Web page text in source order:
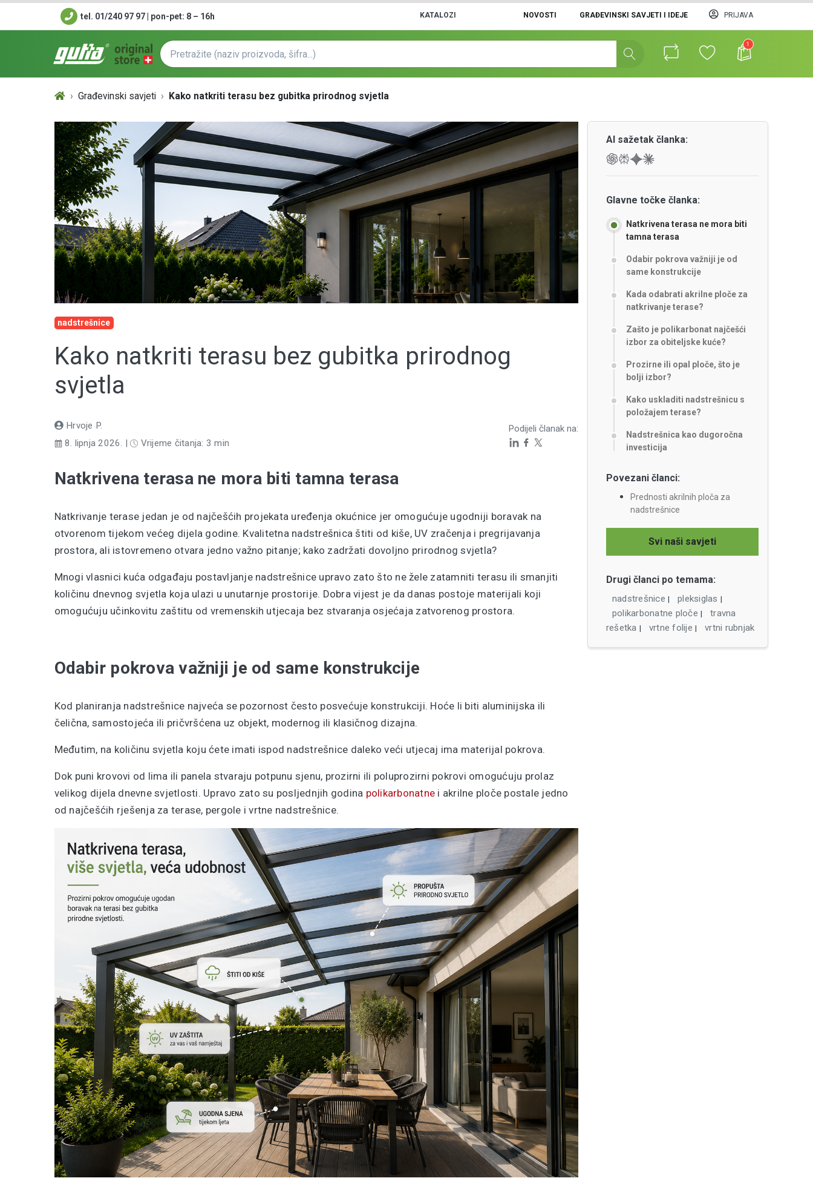
tel. 01/240 97 97 | pon-pet: 8 – 16h KATALOZI NOVOSTI GRAĐEVINSKI SAVJETI I IDEJE PRIJAVA
1
Građevinski savjeti Kako natkriti terasu bez gubitka prirodnog svjetla
nadstrešnice
Kako natkriti terasu bez gubitka prirodnog
svjetla
Podijeli članak na:
Hrvoje P.
8. lipnja 2026. |
Vrijeme čitanja: 3 min
Natkrivena terasa ne mora biti tamna terasa
Natkrivanje terase jedan je od najčešćih projekata uređenja okućnice jer omogućuje ugodniji boravak na
otvorenom tijekom većeg dijela godine. Kvalitetna nadstrešnica štiti od kiše, UV zračenja i pregrijavanja
prostora, ali istovremeno otvara jedno važno pitanje; kako zadržati dovoljno prirodnog svjetla?
Mnogi vlasnici kuća odgađaju postavljanje nadstrešnice upravo zato što ne žele zatamniti terasu ili smanjiti
količinu dnevnog svjetla koja ulazi u unutarnje prostorije. Dobra vijest je da danas postoje materijali koji
omogućuju učinkovitu zaštitu od vremenskih utjecaja bez stvaranja osjećaja zatvorenog prostora.
Odabir pokrova važniji je od same konstrukcije
Kod planiranja nadstrešnice najveća se pozornost često posvećuje konstrukciji. Hoće li biti aluminijska ili
čelična, samostojeća ili pričvršćena uz objekt, modernog ili klasičnog dizajna.
Međutim, na količinu svjetla koju ćete imati ispod nadstrešnice daleko veći utjecaj ima materijal pokrova.
Dok puni krovovi od lima ili panela stvaraju potpunu sjenu, prozirni ili poluprozirni pokrovi omogućuju prolaz
velikog dijela dnevne svjetlosti. Upravo zato su posljednjih godina polikarbonatne i akrilne ploče postale jedno
od najčešćih rješenja za terase, pergole i vrtne nadstrešnice.
Svi naši savjeti
Drugi članci po temama:
nadstrešnice | pleksiglas |
polikarbonatne ploče |
travna
rešetka | vrtne folije | vrtni rubnjak
AI sažetak članka:
Glavne točke članka:
Natkrivena terasa ne mora biti
tamna terasa
Odabir pokrova važniji je od
same konstrukcije
Kada odabrati akrilne ploče za
natkrivanje terase?
Zašto je polikarbonat najčešći
izbor za obiteljske kuće?
Prozirne ili opal ploče, što je
bolji izbor?
Kako uskladiti nadstrešnicu s
položajem terase?
Nadstrešnica kao dugoročna
investicija
Povezani članci:
Prednosti akrilnih ploča za
nadstrešnice